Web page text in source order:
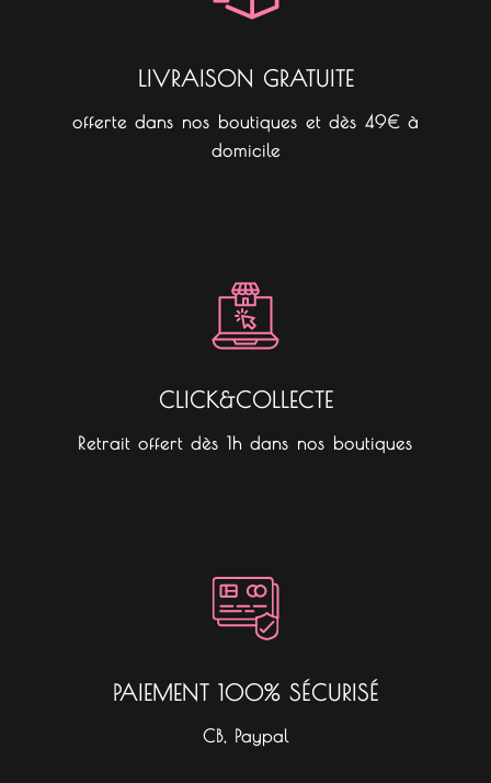
LIVRAISON GRATUITE
offerte dans nos boutiques et dès 49€ à
domicile
CLICK&COLLECTE
Retrait offert dès 1h dans nos boutiques
PAIEMENT 100% SÉCURISÉ
CB, Paypal